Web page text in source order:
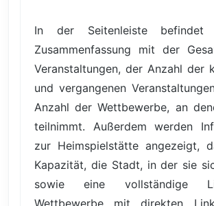
In der Seitenleiste
Zusammenfassung mit der
Veranstaltungen, der Anzahl der
und vergangenen
Anzahl der Wettbewerbe, an
teilnimmt. Außerdem werden
zur Heimspielstätte angezeigt,
Kapazität, die Stadt, in der sie
sowie eine vollständige